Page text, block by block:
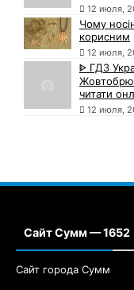
12 июля,
Чому
корисним
12 июля,
ᐈ ГДЗ
читати
12 июля,
Сайт Сумм — 1652
Сайт города Сумм